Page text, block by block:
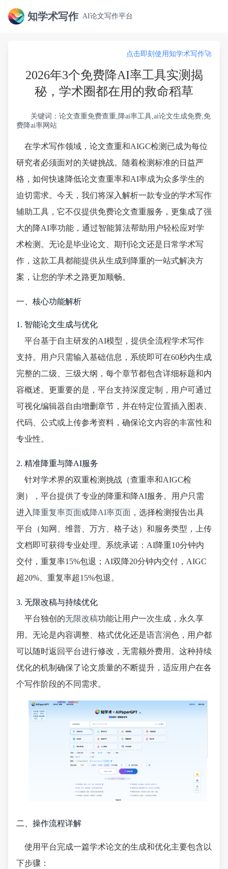
知学术写作 AI论文写作平台
点击即刻使用知学术写作🚀
2026年3个免费降AI率工具实测揭
秘，学术圈都在用的救命稻草
关键词：论文查重免费查重,降ai率工具,ai论文生成免费,免
费降ai率网站
在学术写作领域，论文查重和AIGC检测已成为每位
研究者必须面对的关键挑战。随着检测标准的日益严
格，如何快速降低论文查重率和AI率成为众多学生的
迫切需求。今天，我们将深入解析一款专业的学术写作
辅助工具，它不仅提供免费论文查重服务，更集成了强
大的降AI率功能，通过智能算法帮助用户轻松应对学
术检测。无论是毕业论文、期刊论文还是日常学术写
作，这款工具都能提供从生成到降重的一站式解决方
案，让您的学术之路更加顺畅。
一、核心功能解析
1. 智能论文生成与优化
平台基于自主研发的AI模型，提供全流程学术写作
支持。用户只需输入基础信息，系统即可在60秒内生成
完整的二级、三级大纲，每个章节都包含详细标题和内
容概述。更重要的是，平台支持深度定制，用户可通过
可视化编辑器自由增删章节，并在特定位置插入图表、
代码、公式或上传参考资料，确保论文内容的丰富性和
专业性。
2. 精准降重与降AI服务
针对学术界的双重检测挑战（查重率和AIGC检
测），平台提供了专业的降重和降AI服务。用户只需
进入 降重复率页面或降AI率页面 ，选择检测报告出具
平台（知网、维普、万方、格子达）和服务类型，上传
文档即可获得专业处理。系统承诺：AI降重10分钟内
交付，重复率15%包退；AI双降20分钟内交付，AIGC
超20%、重复率超15%包退。
3. 无限改稿与持续优化
平台独创的无限改稿功能让用户一次生成，永久享
用。无论是内容调整、格式优化还是语言润色，用户都
可以随时返回平台进行修改，无需额外费用。这种持续
优化的机制确保了论文质量的不断提升，适应用户在各
个写作阶段的不同需求。
二、操作流程详解
使用平台完成一篇学术论文的生成和优化主要包含以
下步骤：